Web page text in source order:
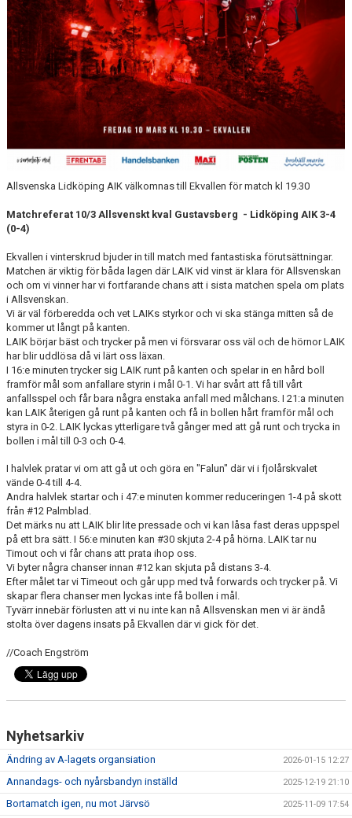
Allsvenska Lidköping AIK välkomnas till Ekvallen för match kl 19.30
Matchreferat 10/3 Allsvenskt kval Gustavsberg - Lidköping AIK 3-4
(0-4)
Ekvallen i vinterskrud bjuder in till match med fantastiska förutsättningar.
Matchen är viktig för båda lagen där LAIK vid vinst är klara för Allsvenskan
och om vi vinner har vi fortfarande chans att i sista matchen spela om plats
i Allsvenskan.
Vi är väl förberedda och vet LAIKs styrkor och vi ska stänga mitten så de
kommer ut långt på kanten.
LAIK börjar bäst och trycker på men vi försvarar oss väl och de hörnor LAIK
har blir uddlösa då vi lärt oss läxan.
I 16:e minuten trycker sig LAIK runt på kanten och spelar in en hård boll
framför mål som anfallare styrin i mål 0-1. Vi har svårt att få till vårt
anfallsspel och får bara några enstaka anfall med målchans. I 21:a minuten
kan LAIK återigen gå runt på kanten och få in bollen hårt framför mål och
styra in 0-2. LAIK lyckas ytterligare två gånger med att gå runt och trycka in
bollen i mål till 0-3 och 0-4.
I halvlek pratar vi om att gå ut och göra en "Falun" där vi i fjolårskvalet
vände 0-4 till 4-4.
Andra halvlek startar och i 47:e minuten kommer reduceringen 1-4 på skott
från #12 Palmblad.
Det märks nu att LAIK blir lite pressade och vi kan låsa fast deras uppspel
på ett bra sätt. I 56:e minuten kan #30 skjuta 2-4 på hörna. LAIK tar nu
Timout och vi får chans att prata ihop oss.
Vi byter några chanser innan #12 kan skjuta på distans 3-4.
Efter målet tar vi Timeout och går upp med två forwards och trycker på. Vi
skapar flera chanser men lyckas inte få bollen i mål.
Tyvärr innebär förlusten att vi nu inte kan nå Allsvenskan men vi är ändå
stolta över dagens insats på Ekvallen där vi gick för det.
//Coach Engström
Nyhetsarkiv
Ändring av A-lagets organsiation 2026-01-15 12:27
Annandags- och nyårsbandyn inställd 2025-12-19 21:10
Bortamatch igen, nu mot Järvsö 2025-11-09 17:54